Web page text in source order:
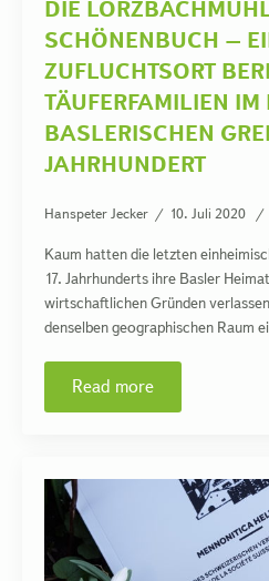
DIE
SCHÖNENBUCH –
ZUFLUCHTSORT
TÄUFERFAMILIEN
BASLERISCHEN
JAHRHUNDERT
Hanspeter Jecker 10. Juli 2020
Kaum hatten die letzten
17. Jahrhunderts ihre Basler
wirtschaftlichen Gründen
denselben geographischen Raum
Read more